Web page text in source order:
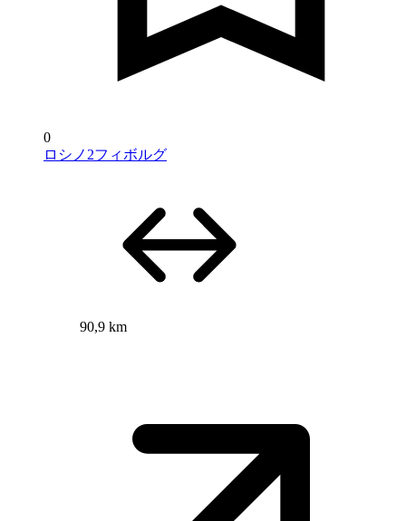
0
ロシノ2フィボルグ
90,9 km